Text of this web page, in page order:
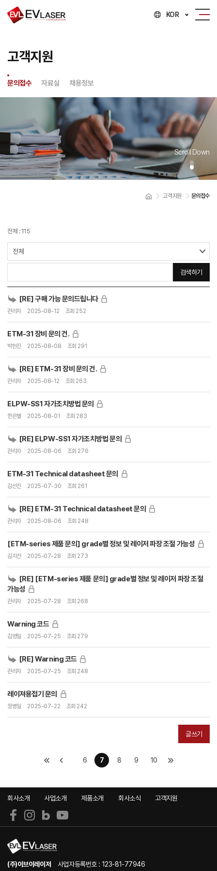
KOR
고객지원
문의접수 자료실 채용정보
Scroll Down
고객지원 문의접수
문의접수
전체 : 115
검색하기
[RE] 구매 가능 문의드립니다
관리자 2025-08-12 조회 252
ETM-31 장비 문의 건.
박현진 2025-08-08 조회 291
[RE] ETM-31 장비 문의 건.
관리자 2025-08-12 조회 263
ELPW-SS1 자가조치방법 문의
한은별 2025-08-01 조회 283
[RE] ELPW-SS1 자가조치방법 문의
관리자 2025-08-06 조회 276
ETM-31 Technical datasheet 문의
김선진 2025-07-30 조회 261
[RE] ETM-31 Technical datasheet 문의
관리자 2025-08-06 조회 248
[ETM-series 제품 문의] grade별 정보 및 레이저 파장 조절 가능성
김지찬 2025-07-28 조회 273
[RE] [ETM-series 제품 문의] grade별 정보 및 레이저 파장 조절
가능성
관리자 2025-07-28 조회 268
Warning 코드
김영일 2025-07-25 조회 279
[RE] Warning 코드
관리자 2025-07-25 조회 248
레이져용접기 문의
정병일 2025-07-22 조회 242
글쓰기
6 7 8 9 10
회사소개 사업소개 제품소개 회사소식 고객지원
(주)이브이레이저 사업자등록번호 : 123-81-77946